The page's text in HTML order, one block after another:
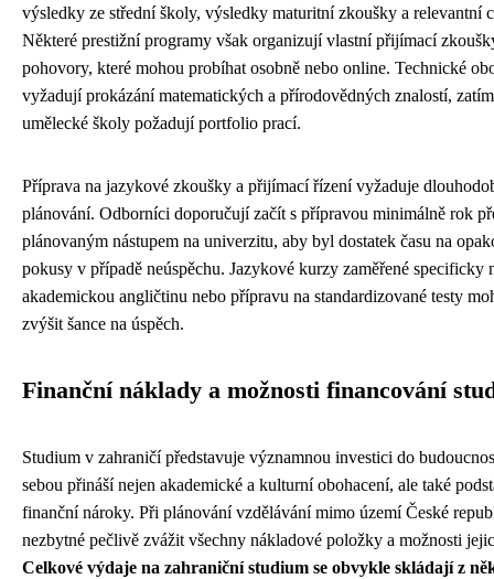
výsledky ze střední školy, výsledky maturitní zkoušky a relevantní
Některé prestižní programy však organizují vlastní přijímací
pohovory, které mohou probíhat osobně nebo online. Technické
vyžadují prokázání matematických a přírodovědných znalostí,
umělecké školy požadují portfolio prací.
Příprava na jazykové zkoušky a přijímací řízení vyžaduje
plánování. Odborníci doporučují začít s přípravou minimálně rok
plánovaným nástupem na univerzitu, aby byl dostatek času na
pokusy v případě neúspěchu. Jazykové kurzy zaměřené specificky
akademickou angličtinu nebo přípravu na standardizované testy
zvýšit šance na úspěch.
Finanční náklady a možnosti financování
Studium v zahraničí představuje významnou investici do
sebou přináší nejen akademické a kulturní obohacení, ale také
finanční nároky. Při plánování vzdělávání mimo území České
nezbytné pečlivě zvážit všechny nákladové položky a možnosti
Celkové výdaje na zahraniční studium se obvykle skládají z